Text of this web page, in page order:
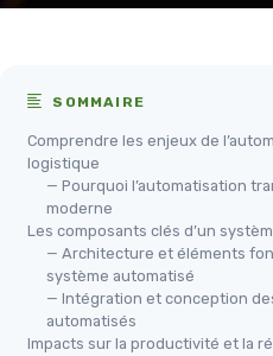
SOMMAIRE
Comprendre les enjeux de
logistique
— Pourquoi l’automatisation
moderne
Les composants clés d’un
— Architecture et éléments
système automatisé
— Intégration et conception
automatisés
Impacts sur la productivité et la